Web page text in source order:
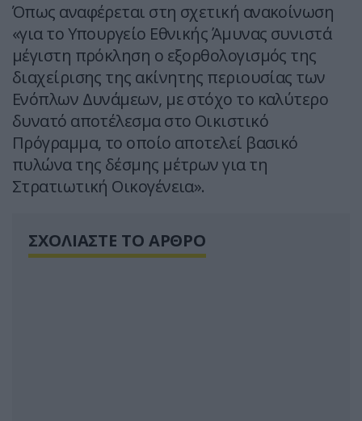
Όπως αναφέρεται στη σχετική ανακοίνωση
«για το Υπουργείο Εθνικής Άμυνας συνιστά
μέγιστη πρόκληση ο εξορθολογισμός της
διαχείρισης της ακίνητης περιουσίας των
Ενόπλων Δυνάμεων, με στόχο το καλύτερο
δυνατό αποτέλεσμα στο Οικιστικό
Πρόγραμμα, το οποίο αποτελεί βασικό
πυλώνα της δέσμης μέτρων για τη
Στρατιωτική Οικογένεια».
ΣΧΟΛΙΑΣΤΕ ΤΟ ΑΡΘΡΟ